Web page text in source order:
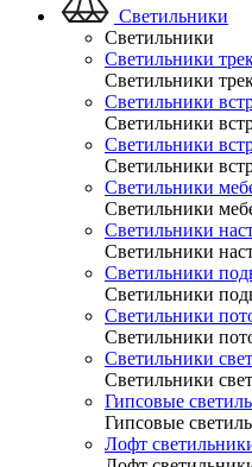
Светильники
Светильники
Светильники
Светильники
Светильники
Светильники
Светильники
Светильники
Светильники
Светильники
Светильники
Светильники
Светильники
Светильники
Светильники
Светильники
Светильники
Светильники
Гипсовые
Гипсовые
Лофт